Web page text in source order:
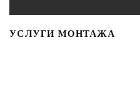
УСЛУГИ МОНТАЖА